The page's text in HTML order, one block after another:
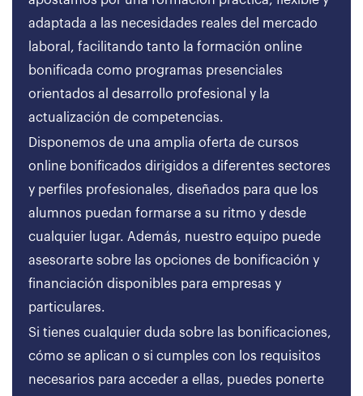
adaptada a las necesidades reales del mercado
laboral, facilitando tanto la formación online
bonificada como programas presenciales
orientados al desarrollo profesional y la
actualización de competencias.
Disponemos de una amplia oferta de cursos
online bonificados dirigidos a diferentes sectores
y perfiles profesionales, diseñados para que los
alumnos puedan formarse a su ritmo y desde
cualquier lugar. Además, nuestro equipo puede
asesorarte sobre las opciones de bonificación y
financiación disponibles para empresas y
particulares.
Si tienes cualquier duda sobre las bonificaciones,
cómo se aplican o si cumples con los requisitos
necesarios para acceder a ellas, puedes ponerte